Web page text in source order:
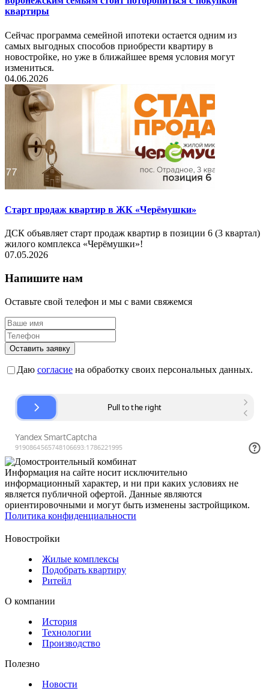
квартиры
Сейчас программа семейной ипотеки остается одним из
самых выгодных способов приобрести квартиру в
новостройке, но уже в ближайшее время условия могут
измениться.
04.06.2026
Старт продаж квартир в ЖК «Черёмушки»
ДСК объявляет старт продаж квартир в позиции 6 (3 квартал)
жилого комплекса «Черёмушки»!
07.05.2026
Напишите нам
Оставьте свой телефон и мы с вами свяжемся
Оставить заявку
Даю согласие на обработку своих персональных данных.
Информация на сайте носит исключительно
информационный характер, и ни при каких условиях не
является публичной офертой. Данные являются
ориентировочными и могут быть изменены застройщиком.
Политика конфиденциальности
Новостройки
Жилые комплексы
Подобрать квартиру
Ритейл
О компании
История
Технологии
Производство
Полезно
Новости